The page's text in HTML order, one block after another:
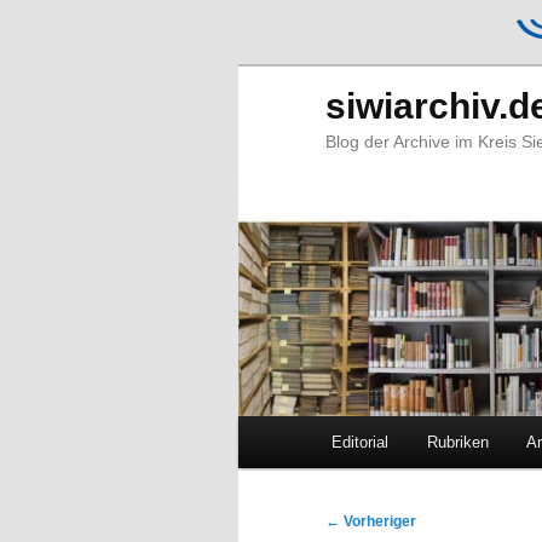
Blog der Archive im Kreis
Zum
Zum
Editorial Rubriken
Beitragsnavigation
← Vorheriger